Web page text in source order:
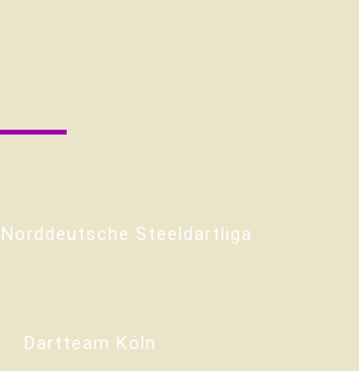
Norddeutsche Steeldartliga
Dartteam Köln